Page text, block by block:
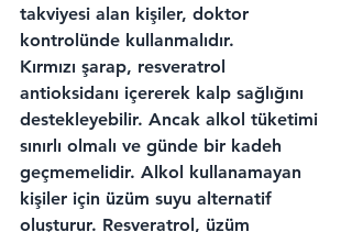
takviyesi alan kişiler, doktor
kontrolünde kullanmalıdır.
Kırmızı şarap, resveratrol
antioksidanı içererek kalp sağlığını
destekleyebilir. Ancak alkol tüketimi
sınırlı olmalı ve günde bir kadeh
geçmemelidir. Alkol kullanamayan
kişiler için üzüm suyu alternatif
oluşturur. Resveratrol, üzüm